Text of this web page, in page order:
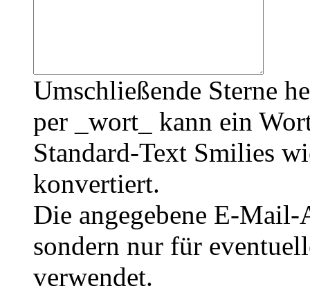
Umschließende Sterne
per _wort_ kann ein
Standard-Text Smilies
konvertiert.
Die angegebene E-
sondern nur für
verwendet.